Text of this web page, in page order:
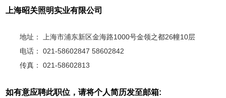
上海昭关照明实业有限公司
地址： 上海市浦东新区金海路1000号金领之都26幢10层
电话： 021-58602847 58602842
传真： 021-58602813
如有意应聘此职位，请将个人简历发至邮箱: